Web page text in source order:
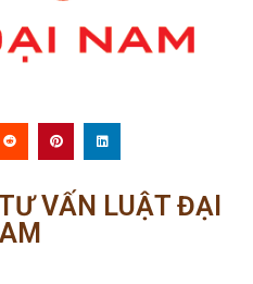
VẤN LUẬT ĐẠI